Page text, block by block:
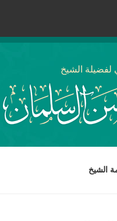
لفضيلة الشيخ
الشيخ